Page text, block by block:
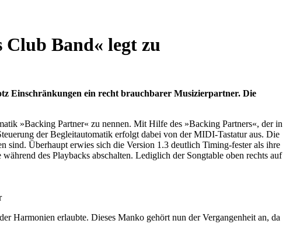
Club Band« legt zu
Einschränkungen ein recht brauchbarer Musizierpartner. Die
»Backing Partner« zu nennen. Mit Hilfe des »Backing Partners«, der in
der Begleitautomatik erfolgt dabei von der MIDI-Tastatur aus. Die
sind. Überhaupt erwies sich die Version 1.3 deutlich Timing-fester als ihre
des Playbacks abschalten. Lediglich der Songtable oben rechts auf
Harmonien erlaubte. Dieses Manko gehört nun der Vergangenheit an, da